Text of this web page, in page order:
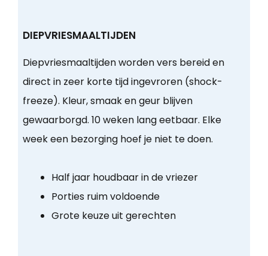
DIEPVRIESMAALTIJDEN
Diepvriesmaaltijden worden vers bereid en
direct in zeer korte tijd ingevroren (shock-
freeze). Kleur, smaak en geur blijven
gewaarborgd. 10 weken lang eetbaar. Elke
week een bezorging hoef je niet te doen.
Half jaar houdbaar in de vriezer
Porties ruim voldoende
Grote keuze uit gerechten